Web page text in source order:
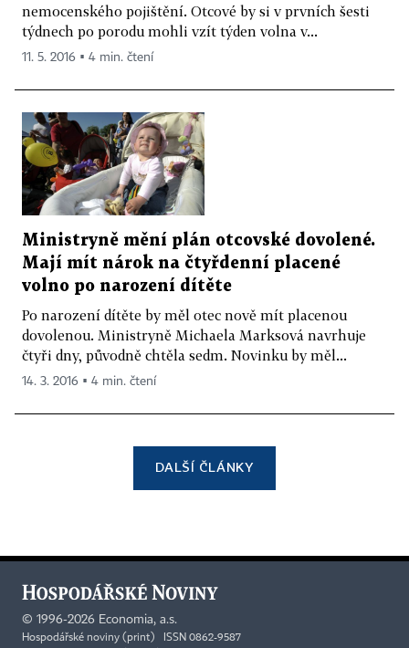
nemocenského pojištění. Otcové by si v prvních šesti
týdnech po porodu mohli vzít týden volna v...
11. 5. 2016 ▪ 4 min. čtení
Ministryně mění plán otcovské dovolené.
Mají mít nárok na čtyřdenní placené
volno po narození dítěte
Po narození dítěte by měl otec nově mít placenou
dovolenou. Ministryně Michaela Marksová navrhuje
čtyři dny, původně chtěla sedm. Novinku by měl...
14. 3. 2016 ▪ 4 min. čtení
DALŠÍ ČLÁNKY
© 1996-2026 Economia, a.s.
Hospodářské noviny (print) ISSN 0862-9587